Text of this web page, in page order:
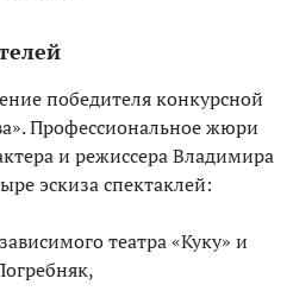
победителя конкурсной
Профессиональное жюри
и режиссера Владимира
эскиза спектаклей:
театра «Куку» и